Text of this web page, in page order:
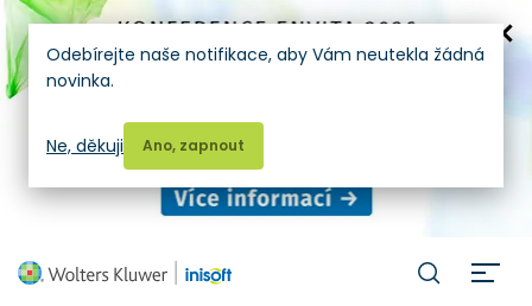
Odebírejte naše notifikace, aby Vám neutekla žádná
novinka.
Ano, zapnout
Ne, děkuji